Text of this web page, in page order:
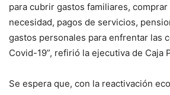
para cubrir gastos familiares,
necesidad, pagos de servicios,
gastos personales para enfrentar las
Covid-19”, refirió la ejecutiva de Caja
Se espera que, con la reactivación